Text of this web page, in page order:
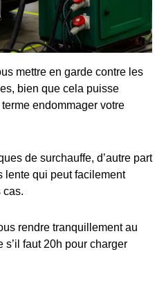
mettre en garde contre les
bien que cela puisse
endommager votre
de surchauffe, d’autre part
lente qui peut facilement
cas.
rendre tranquillement au
faut 20h pour charger